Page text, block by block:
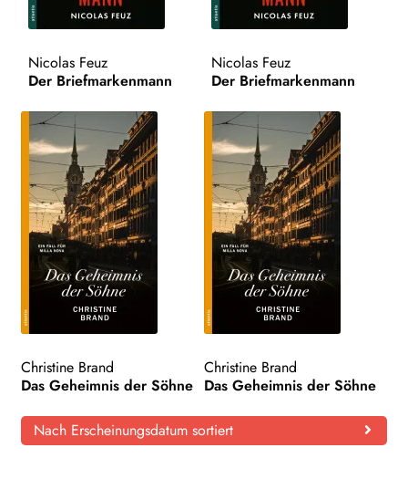
Nicolas Feuz
Der Briefmarkenmann
Nicolas Feuz
Der Briefmarkenmann
Christine Brand
Das Geheimnis der Söhne
Christine Brand
Das Geheimnis der Söhne
Nach Erscheinungsdatum sortiert